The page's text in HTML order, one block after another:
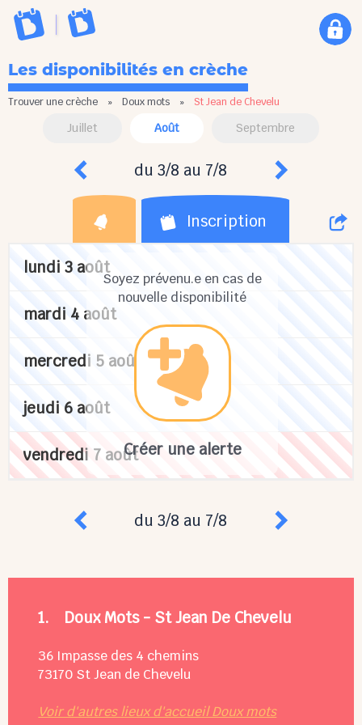
Les disponibilités en crèche
Trouver une crèche » Doux mots » St Jean de Chevelu
Juillet Août Septembre
du 3/8 au 7/8
Inscription
Soyez prévenu.e en cas de
nouvelle disponibilité
Créer une alerte
lundi 3 août
mardi 4 août
mercredi 5 août
jeudi 6 août
vendredi 7 août
du 3/8 au 7/8
1. Doux Mots - St Jean De Chevelu
36 Impasse des 4 chemins
73170 St Jean de Chevelu
Voir d'autres lieux d'accueil Doux mots